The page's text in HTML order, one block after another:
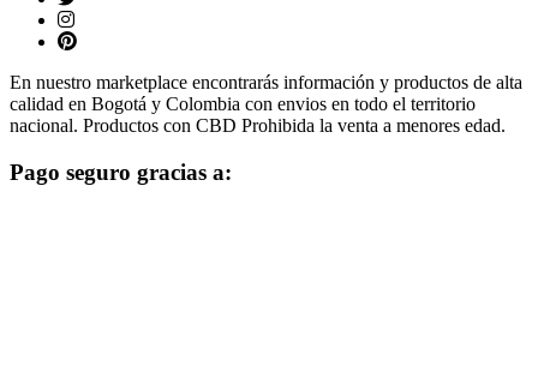
En nuestro marketplace encontrarás información y productos de alta
calidad en Bogotá y Colombia con envios en todo el territorio
nacional. Productos con CBD Prohibida la venta a menores edad.
Pago seguro gracias a: